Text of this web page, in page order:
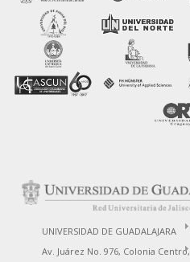
UNIVERSIDAD DE GUADALAJARA
Av. Juárez No. 976, Colonia Centro,